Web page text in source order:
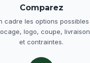
Comparez
cadre les options possibles
logo, coupe, livraison
et contraintes.